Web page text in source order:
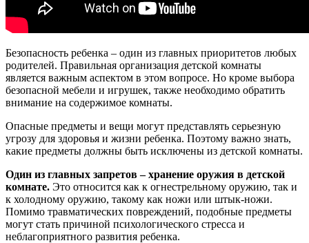
Безопасность ребенка – один из главных приоритетов любых
родителей. Правильная организация детской комнаты
является важным аспектом в этом вопросе. Но кроме выбора
безопасной мебели и игрушек, также необходимо обратить
внимание на содержимое комнаты.
Опасные предметы и вещи могут представлять серьезную
угрозу для здоровья и жизни ребенка. Поэтому важно знать,
какие предметы должны быть исключены из детской комнаты.
Один из главных запретов – хранение оружия в детской
комнате. Это относится как к огнестрельному оружию, так и
к холодному оружию, такому как ножи или штык-ножи.
Помимо травматических повреждений, подобные предметы
могут стать причиной психологического стресса и
неблагоприятного развития ребенка.